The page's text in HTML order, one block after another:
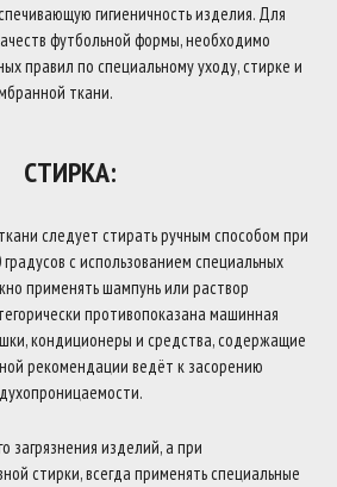
гигиеничность изделия. Для
футбольной формы, необходимо
правил по специальному уходу, стирке и
ткани.
СТИРКА:
следует стирать ручным способом при
с использованием специальных
применять шампунь или раствор
противопоказана машинная
кондиционеры и средства, содержащие
рекомендации ведёт к засорению
загрязнения изделий, а при
стирки, всегда применять специальные